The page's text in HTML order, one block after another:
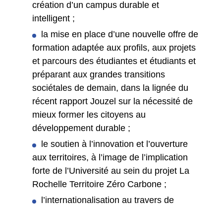
création d’un campus durable et
intelligent ;
la mise en place d’une nouvelle offre de
formation adaptée aux profils, aux projets
et parcours des étudiantes et étudiants et
préparant aux grandes transitions
sociétales de demain, dans la lignée du
récent rapport Jouzel sur la nécessité de
mieux former les citoyens au
développement durable ;
le soutien à l’innovation et l’ouverture
aux territoires, à l’image de l’implication
forte de l’Université au sein du projet La
Rochelle Territoire Zéro Carbone ;
l’internationalisation au travers de